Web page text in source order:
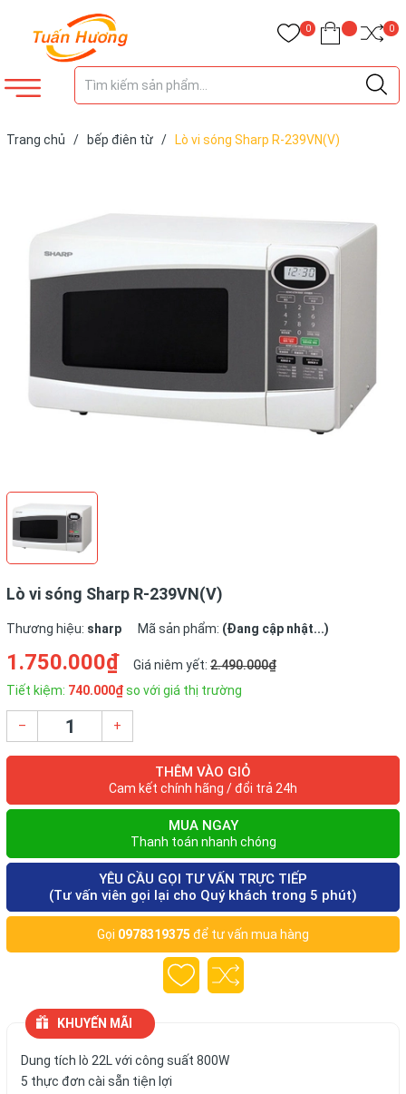
0 0
Trang chủ / bếp điên từ / Lò vi sóng Sharp R-239VN(V)
Lò vi sóng Sharp R-239VN(V)
Thương hiệu: sharp Mã sản phẩm: (Đang cập nhật...)
1.750.000₫ Giá niêm yết: 2.490.000₫
Tiết kiệm: 740.000₫so với giá thị trường
– +
THÊM VÀO GIỎ
Cam kết chính hãng / đổi trả 24h
MUA NGAY
Thanh toán nhanh chóng
YÊU CẦU GỌI TƯ VẤN TRỰC TIẾP
(Tư vấn viên gọi lại cho Quý khách trong 5 phút)
Gọi 0978319375 để tư vấn mua hàng
KHUYẾN MÃI
Dung tích lò 22L với công suất 800W
5 thực đơn cài sẵn tiện lợi